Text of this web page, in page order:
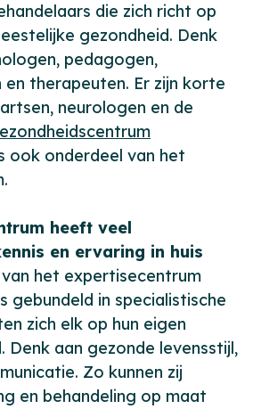
die zich richt op
gezondheid. Denk
pedagogen,
therapeuten. Er zijn korte
neurologen en de
ook onderdeel van het
heeft veel
en ervaring in huis
het expertisecentrum
gebundeld in specialistische
zich elk op hun eigen
Denk aan gezonde levensstijl,
Zo kunnen zij
en behandeling op maat